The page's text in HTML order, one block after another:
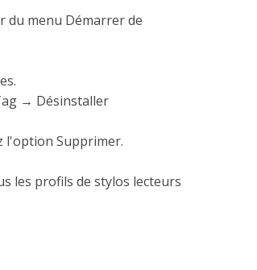
du menu Démarrer de
→ Désinstaller
l'option Supprimer.
les profils de stylos lecteurs